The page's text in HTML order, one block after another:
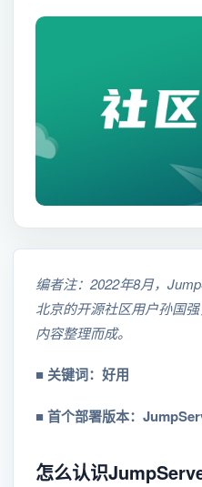
编者注：2022年8月，
北京的开源社区用户孙国
内容整理而成。
■ 关键词： 好用
■首个部署版本：
怎么认识